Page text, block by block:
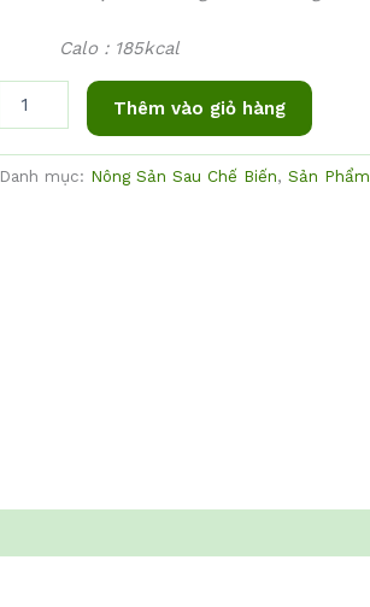
Calo : 185kcal
Thêm vào giỏ hàng
Danh mục: Nông Sản Sau Chế Biến, Sản Phẩm